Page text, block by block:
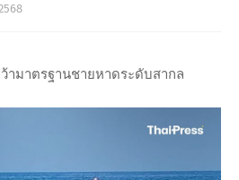
ามาตรฐานชายหาดระดับสากล